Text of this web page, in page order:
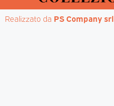
Realizzato da PS Company srl